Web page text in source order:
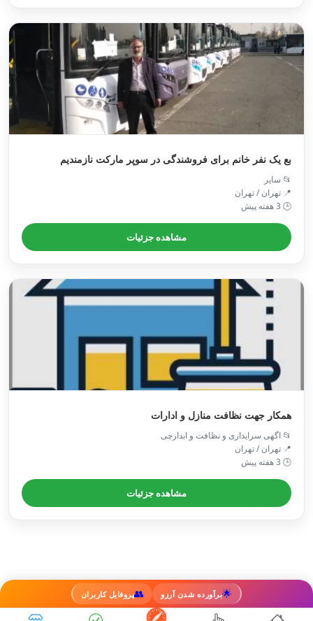
🌟برآورده شدن آرزو 👥پروفایل کاربران
بع یک نفر خانم برای فروشندگی در سوپر مارکت نازمندیم
📂 سایر
📍 تهران / تهران
🕒 3 هفته پیش
مشاهده جزئیات
همکار جهت نظافت منازل و ادارات
📂 اگهی سرایداری و نظافت و ابدارچی
📍 تهران / تهران
🕒 3 هفته پیش
مشاهده جزئیات